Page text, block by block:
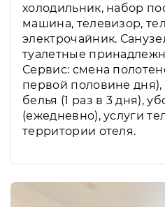
холодильник, набор
машина, телевизор,
электрочайник.
туалетные
Сервис: смена
первой половине дня),
белья (1 раз в 3 дня),
(ежедневно), услуги
территории отеля.